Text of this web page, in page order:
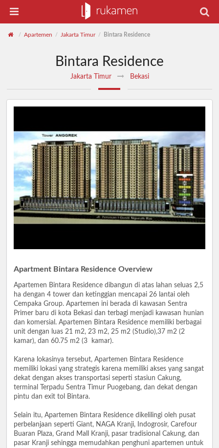
/ Apartemen / Jakarta Timur / Bintara Residence
Bintara Residence
Jakarta Timur Bekasi
Apartment Bintara Residence Overview
Apartemen Bintara Residence dibangun di atas lahan seluas 2,5
ha dengan 4 tower dan ketinggian mencapai 26 lantai oleh
Cempaka Group. Apartemen ini berada di kawasan Sentra
Primer baru di kota Bekasi dan terbagi menjadi kawasan hunian
dan komersial. Apartemen Bintara Residence memiliki berbagai
unit dengan luas 21 m2, 23 m2, 25 m2 (Studio),37 m2 (2
kamar), dan 60.75 m2 (3 kamar).
Karena lokasinya tersebut, Apartemen Bintara Residence
memiliki lokasi yang strategis karena memiliki akses yang sangat
dekat dengan akses transportasi seperti stasiun Cakung,
terminal Terpadu Sentra Timur Puogebang, dan dekat dengan
pintu dan exit tol Bintara.
Selain itu, Apartemen Bintara Residence dikelilingi oleh pusat
perbelanjaan seperti Giant, NAGA Kranji, Indogrosir, Carefour
Buaran Plaza, Grand Mall Kranji, pasar tradisional Cakung, dan
pasar Kranji sehingga memudahkan penghuni apartemen untuk